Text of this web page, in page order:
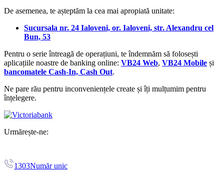
De asemenea, te așteptăm la cea mai apropiată unitate:
Sucursala nr. 24 Ialoveni, or. Ialoveni, str. Alexandru cel
Bun, 53
Pentru o serie întreagă de operațiuni, te îndemnăm să folosești
aplicațiile noastre de banking online: VB24 Web, VB24 Mobile și
bancomatele Cash-In, Cash Out.
Ne pare rău pentru inconveniențele create și îți mulțumim pentru
înțelegere.
Urmărește-ne:
1303Număr unic